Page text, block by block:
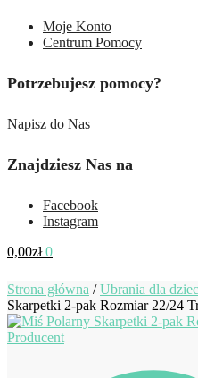
Moje Konto
Centrum Pomocy
Potrzebujesz pomocy?
Napisz do Nas
Znajdziesz Nas na
Facebook
Instagram
0,00zł 0
Strona główna /Ubrania dla
Skarpetki 2-pak Rozmiar 22/24